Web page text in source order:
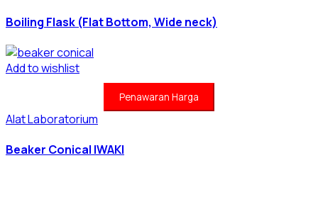
Boiling Flask (Flat Bottom, Wide neck)
Add to wishlist
Penawaran Harga
Alat Laboratorium
Beaker Conical IWAKI